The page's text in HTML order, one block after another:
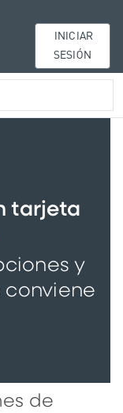
SESIÓN
tarjeta
y
conviene
de